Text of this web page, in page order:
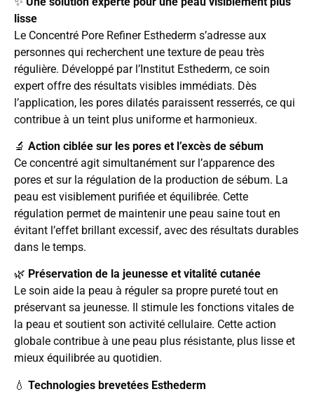
lisse
Le Concentré Pore Refiner Esthederm s’adresse aux
personnes qui recherchent une texture de peau très
régulière. Développé par l’Institut Esthederm, ce soin
expert offre des résultats visibles immédiats. Dès
l’application, les pores dilatés paraissent resserrés, ce qui
contribue à un teint plus uniforme et harmonieux.
🔬 Action ciblée sur les pores et l’excès de sébum
Ce concentré agit simultanément sur l’apparence des
pores et sur la régulation de la production de sébum. La
peau est visiblement purifiée et équilibrée. Cette
régulation permet de maintenir une peau saine tout en
évitant l’effet brillant excessif, avec des résultats durables
dans le temps.
🌿 Préservation de la jeunesse et vitalité cutanée
Le soin aide la peau à réguler sa propre pureté tout en
préservant sa jeunesse. Il stimule les fonctions vitales de
la peau et soutient son activité cellulaire. Cette action
globale contribue à une peau plus résistante, plus lisse et
mieux équilibrée au quotidien.
💧 Technologies brevetées Esthederm